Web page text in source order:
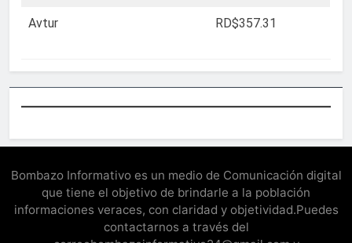
Avtur RD$357.31
Bombazo Informativo es un medio de Comunicación digital
que tiene el objetivo de brindarle a la población
informaciones veraces, con claridad y objetividad.Puedes
contactarnos a través del